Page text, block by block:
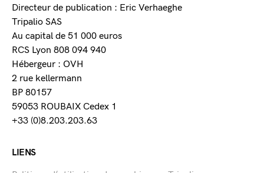
Directeur de publication : Eric Verhaeghe
Tripalio SAS
Au capital de 51 000 euros
RCS Lyon 808 094 940
Hébergeur : OVH
2 rue kellermann
BP 80157
59053 ROUBAIX Cedex 1
+33 (0)8.203.203.63
LIENS